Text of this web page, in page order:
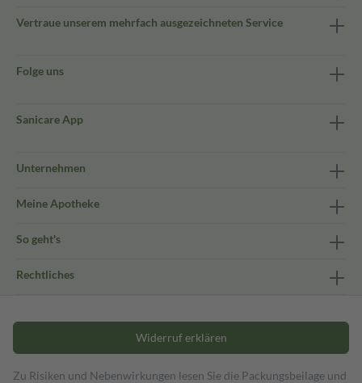
Vertraue unserem mehrfach ausgezeichneten Service
Folge uns
Sanicare App
Unternehmen
Meine Apotheke
So geht's
Rechtliches
Widerruf erklären
Zu Risiken und Nebenwirkungen lesen Sie die Packungsbeilage und